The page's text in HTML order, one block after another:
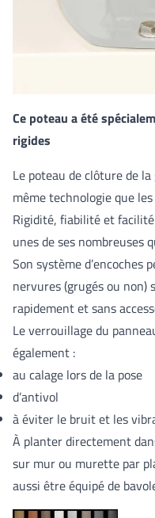
Ce poteau a été
rigides
Le poteau de clôture de la
même technologie que
Rigidité, fiabilité et
unes de ses nombreuses
Son système d’encoches
nervures (grugés ou
rapidement et sans
Le verrouillage du
également :
au calage lors de la pose
d’antivol
à éviter le bruit et les
À planter directement
sur mur ou murette par
aussi être équipé de